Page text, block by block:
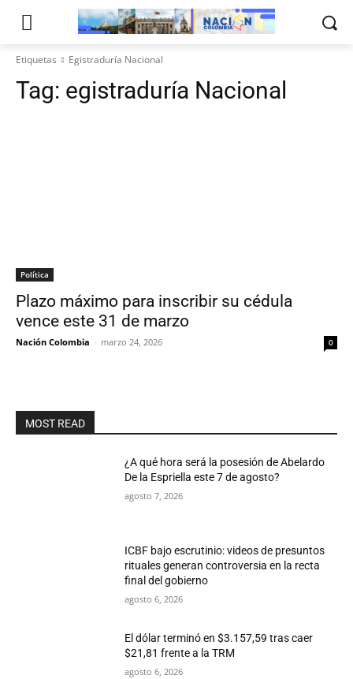
Etiquetas Egistraduría Nacional
Tag: egistraduría Nacional
Política
Plazo máximo para inscribir su cédula
vence este 31 de marzo
Nación Colombia - marzo 24, 2026 0
MOST READ
¿A qué hora será la posesión de Abelardo
De la Espriella este 7 de agosto?
agosto 7, 2026
ICBF bajo escrutinio: videos de presuntos
rituales generan controversia en la recta
final del gobierno
agosto 6, 2026
El dólar terminó en $3.157,59 tras caer
$21,81 frente a la TRM
agosto 6, 2026